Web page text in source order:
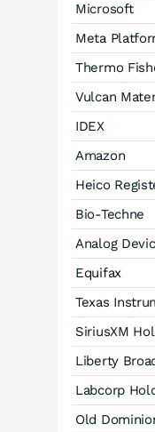
Microsoft
Meta
Thermo
IDEX
Amazon
Heico
Bio-Techne
Analog
Equifax
Texas
SiriusXM
Liberty
Labcorp
Old